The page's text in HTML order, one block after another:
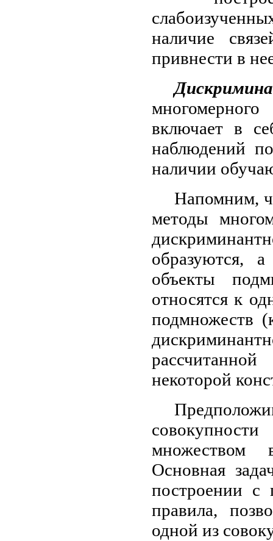
наличие
привнести в
включает в
наблюдений
наличии
Напомним,
методы
образуются,
объекты
относятся к
подмножеств
некоторой
множеством
Основная
построении с
правила,
одной из